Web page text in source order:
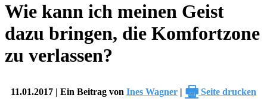
Wie kann ich meinen Geist
dazu bringen, die Komfortzone
zu verlassen?
11.01.2017 | Ein Beitrag von Ines Wagner | 🖶 Seite drucken